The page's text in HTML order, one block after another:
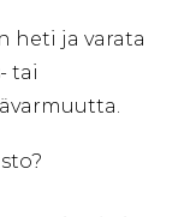
heti ja varata
tai